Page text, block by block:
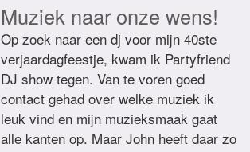
Muziek naar onze wens!
Op zoek naar een dj voor mijn 40ste
verjaardagfeestje, kwam ik Partyfriend
DJ show tegen. Van te voren goed
contact gehad over welke muziek ik
leuk vind en mijn muzieksmaak gaat
alle kanten op. Maar John heeft daar zo